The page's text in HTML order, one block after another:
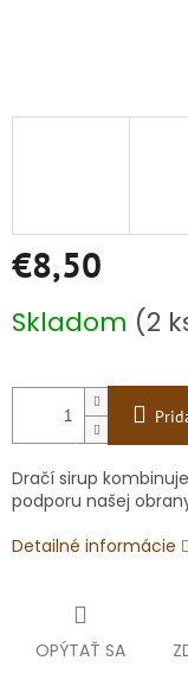
€8,50
cena:
Skladom (2
Dračí sirup
podporu našej
Detailné informácie
OPÝTAŤ SA